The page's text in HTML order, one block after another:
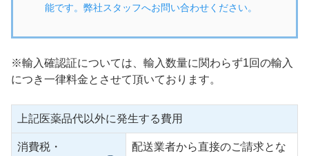
能です。弊社スタッフへお問い合わせください。
※輸入確認証については、輸入数量に関わらず1回の輸入
につき一律料金とさせて頂いております。
上記医薬品代以外に発生する費用
消費税・
配送業者から直接のご請求とな